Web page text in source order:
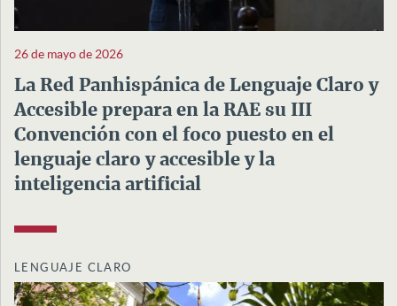
26 de mayo de 2026
La Red Panhispánica de Lenguaje Claro y
Accesible prepara en la RAE su III
Convención con el foco puesto en el
lenguaje claro y accesible y la
inteligencia artificial
LENGUAJE CLARO